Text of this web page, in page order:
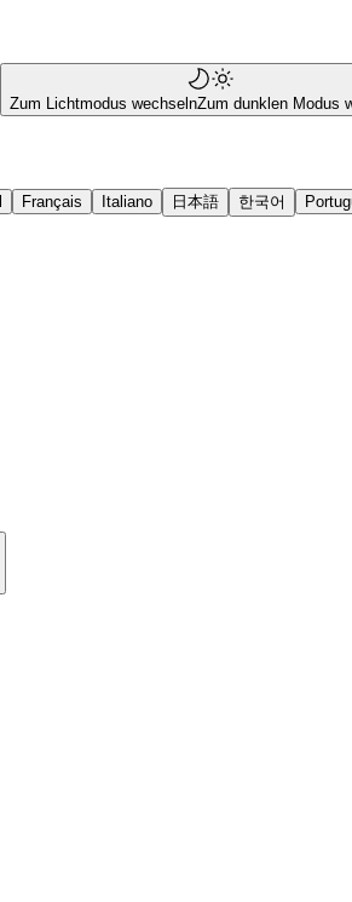
Zum Lichtmodus wechselnZum dunklen Modus
Français Italiano 日本語 한국어